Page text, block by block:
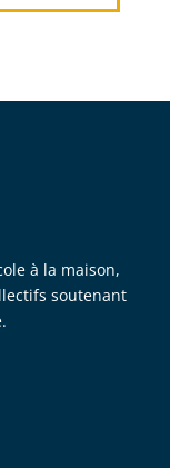
à la maison,
soutenant